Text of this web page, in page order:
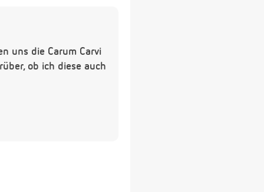
uns die Carum Carvi
ob ich diese auch